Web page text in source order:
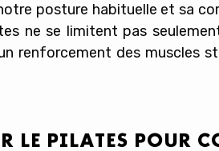
posture habituelle et sa
ne se limitent pas
renforcement des muscles
LE PILATES POUR